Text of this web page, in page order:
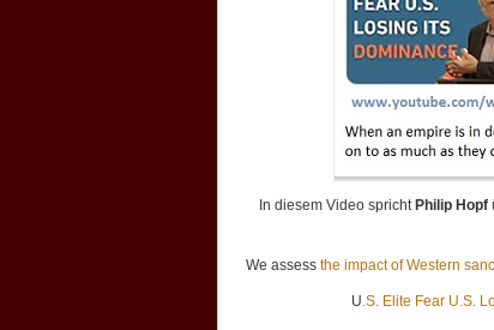
In diesem Video sprichtPhilip Hopf
We assess the impact of Western
U .S. Elite Fear U.S.